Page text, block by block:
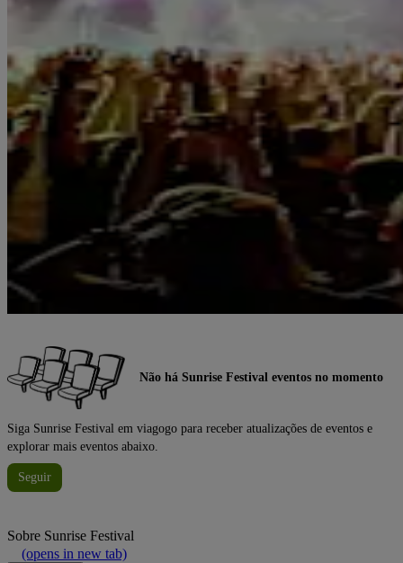
Não há Sunrise Festival eventos no momento
Siga Sunrise Festival em viagogo para receber atualizações de eventos e
explorar mais eventos abaixo.
Seguir
Sobre Sunrise Festival
(opens in new tab)